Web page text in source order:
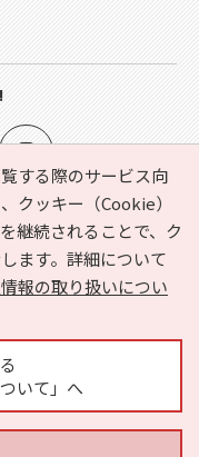
する際のサービス向
クッキー（Cookie）
継続されることで、ク
ます。詳細について
報の取り扱いについ
いて」へ
入り
ヘルプ
て
運営会社
問い合わせ